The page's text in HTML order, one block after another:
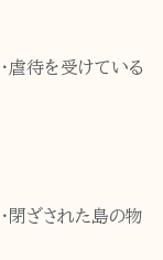
虐待を受けている
閉ざされた島の物